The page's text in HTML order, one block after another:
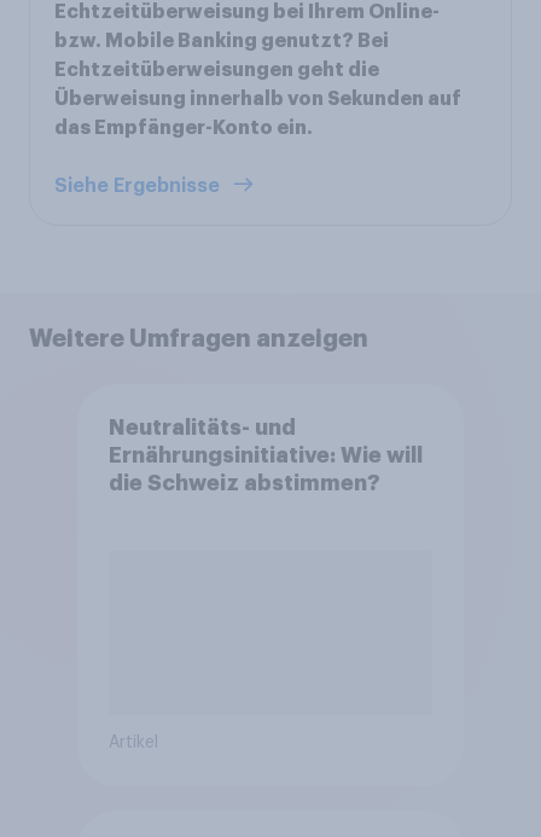
Echtzeitüberweisung bei Ihrem Online-
bzw. Mobile Banking genutzt? Bei
Echtzeitüberweisungen geht die
Überweisung innerhalb von Sekunden auf
das Empfänger-Konto ein.
Siehe Ergebnisse
Weitere Umfragen anzeigen
Neutralitäts- und
Ernährungsinitiative: Wie will
die Schweiz abstimmen?
Artikel